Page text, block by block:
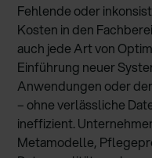
Fehlende oder
Kosten in den
auch jede Art von
Einführung neuer
Anwendungen oder
– ohne verlässliche
ineffizient.
Metamodelle,